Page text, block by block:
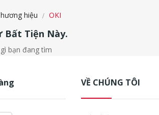
hiệu OKI
Bất Tiện Này.
bạn đang tìm
VỀ CHÚNG TÔI